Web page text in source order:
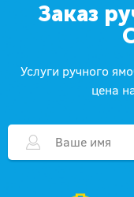
Заказ
Услуги ручного
цена